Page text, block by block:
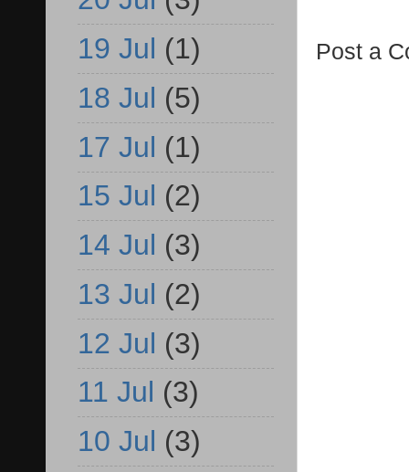
Post a
19 Jul (1)
18 Jul (5)
17 Jul (1)
15 Jul (2)
14 Jul (3)
13 Jul (2)
12 Jul (3)
11 Jul (3)
10 Jul (3)